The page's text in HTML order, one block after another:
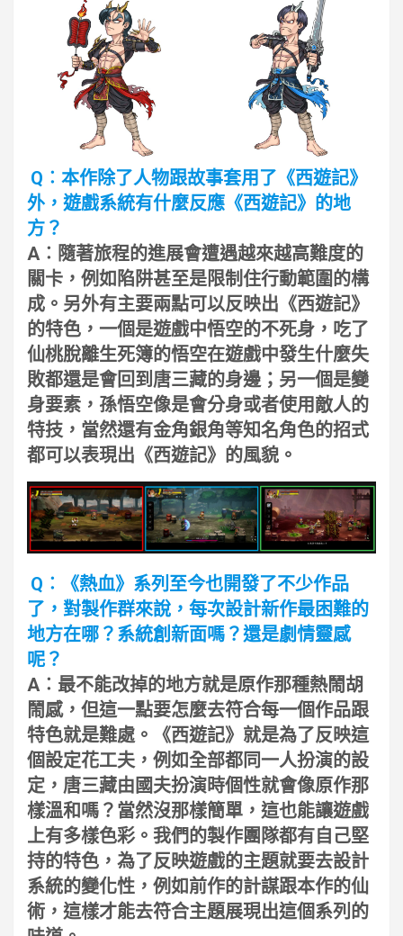
Q︰本作除了人物跟故事套用了《西遊記》
外，遊戲系統有什麼反應《西遊記》的地
方？
A︰隨著旅程的進展會遭遇越來越高難度的
關卡，例如陷阱甚至是限制住行動範圍的構
成。另外有主要兩點可以反映出《西遊記》
的特色，一個是遊戲中悟空的不死身，吃了
仙桃脫離生死簿的悟空在遊戲中發生什麼失
敗都還是會回到唐三藏的身邊；另一個是變
身要素，孫悟空像是會分身或者使用敵人的
特技，當然還有金角銀角等知名角色的招式
都可以表現出《西遊記》的風貌。
Q︰《熱血》系列至今也開發了不少作品
了，對製作群來說，每次設計新作最困難的
地方在哪？系統創新面嗎？還是劇情靈感
呢？
A︰最不能改掉的地方就是原作那種熱鬧胡
鬧感，但這一點要怎麼去符合每一個作品跟
特色就是難處。《西遊記》就是為了反映這
個設定花工夫，例如全部都同一人扮演的設
定，唐三藏由國夫扮演時個性就會像原作那
樣溫和嗎？當然沒那樣簡單，這也能讓遊戲
上有多樣色彩。我們的製作團隊都有自己堅
持的特色，為了反映遊戲的主題就要去設計
系統的變化性，例如前作的計謀跟本作的仙
術，這樣才能去符合主題展現出這個系列的